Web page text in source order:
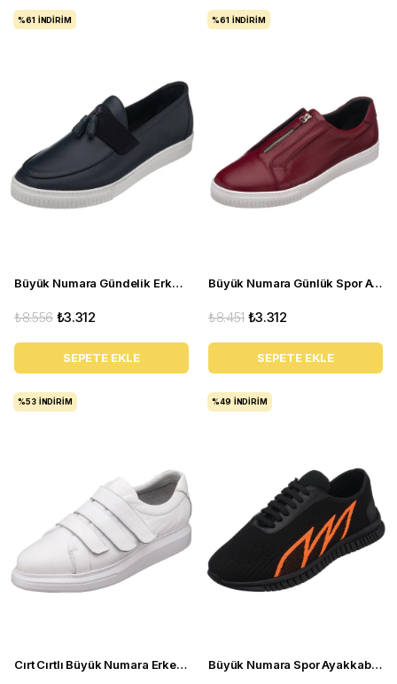
Büyük Numara Gündelik Erkek Ayakkabı - POYRAZ-01 Lacivert
₺3.312
₺8.556
SEPETE EKLE
%61 İNDIRIM
Büyük Numara Günlük Spor Ayakkabı - YUSUF-01 Bordo
₺3.312
₺8.451
SEPETE EKLE
%61 İNDIRIM
Cırt Cırtlı Büyük Numara Erkek Ayakkabı - GG3313 Beyaz
%53 İNDIRIM
Büyük Numara Spor Ayakkabı - ERAY-02 Siyah
%49 İNDIRIM